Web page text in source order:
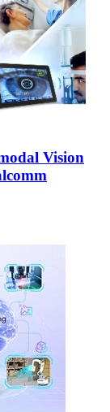
Vision